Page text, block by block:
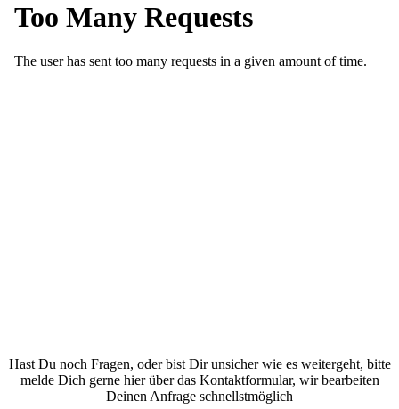
Hast Du noch Fragen, oder bist Dir unsicher wie es weitergeht, bitte
melde Dich gerne hier über das Kontaktformular, wir bearbeiten
Deinen Anfrage schnellstmöglich